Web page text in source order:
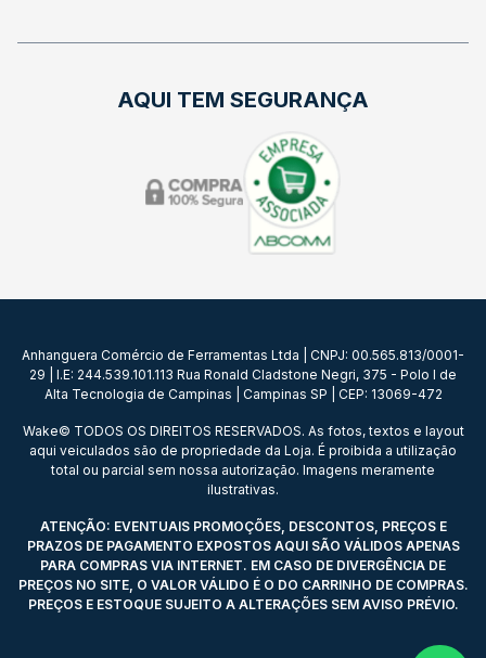
AQUI TEM SEGURANÇA
Anhanguera Comércio de Ferramentas Ltda | CNPJ: 00.565.813/0001-
29 | I.E: 244.539.101.113 Rua Ronald Cladstone Negri, 375 - Polo I de
Alta Tecnologia de Campinas | Campinas SP | CEP: 13069-472
Wake© TODOS OS DIREITOS RESERVADOS. As fotos, textos e layout
aqui veiculados são de propriedade da Loja. É proibida a utilização
total ou parcial sem nossa autorização. Imagens meramente
ilustrativas.
ATENÇÃO: EVENTUAIS PROMOÇÕES, DESCONTOS, PREÇOS E
PRAZOS DE PAGAMENTO EXPOSTOS AQUI SÃO VÁLIDOS APENAS
PARA COMPRAS VIA INTERNET. EM CASO DE DIVERGÊNCIA DE
PREÇOS NO SITE, O VALOR VÁLIDO É O DO CARRINHO DE COMPRAS.
PREÇOS E ESTOQUE SUJEITO A ALTERAÇÕES SEM AVISO PRÉVIO.